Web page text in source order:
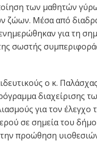
των μαθητών
ζώων. Μέσα από
για τη
σωστής
ο κ.
διαχείρισης
για τον
σε σημεία του
την προώθηση